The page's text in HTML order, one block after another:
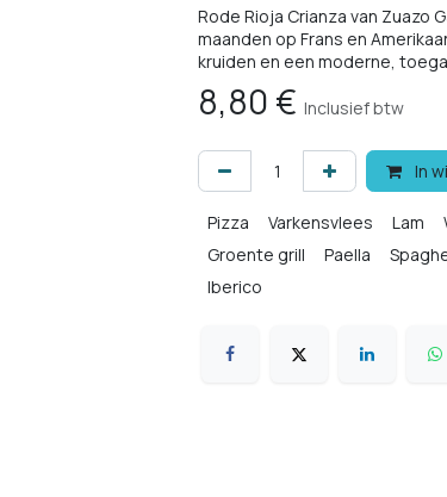
Rode Rioja Crianza van Zuazo
maanden op Frans en
kruiden en een moderne,
8,80 € Inclusief btw
In
Pizza Varkensvlees Lam
Groente grill
Paella
Iberico